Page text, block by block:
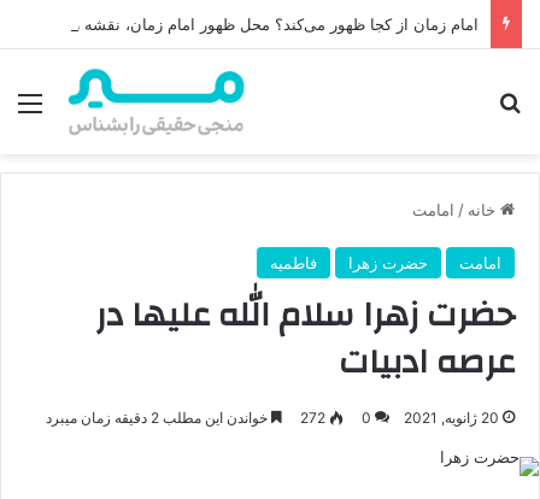
خانه / امامت
امامت حضرت زهرا فاطمیه
حضرت زهرا سلام الله علیها در
عرصه ادبیات
20 ژانویه, 2021 0
272 خواندن این مطلب 2 دقیقه زمان میبرد